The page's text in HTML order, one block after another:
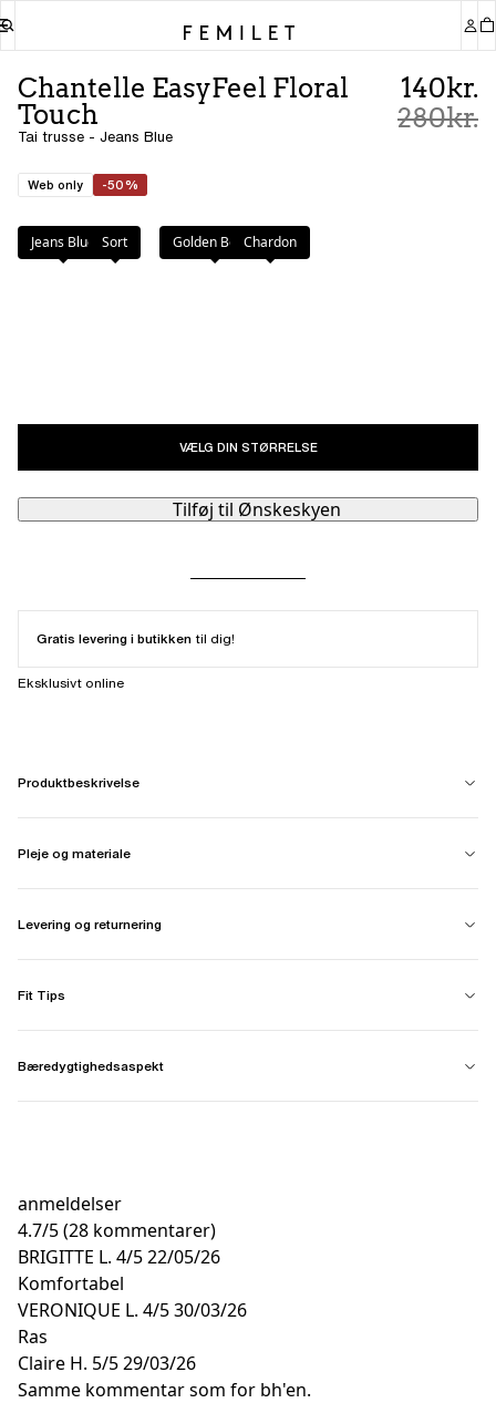
Chantelle EasyFeel Floral
Touch
Tai trusse - Jeans Blue
140kr.
280kr.
Web only -50%
Farve:Jeans Blue
Jeans Blue Sort Golden BeigeChardon
VÆLG DIN STØRRELSE
Tilføj til Ønskeskyen
Gratis levering i butikken til dig!
Eksklusivt online
Produktbeskrivelse
Pleje og materiale
Levering og returnering
Fit Tips
Bæredygtighedsaspekt
anmeldelser
4.7/5(28 kommentarer)
BRIGITTE L. 4/522/05/26
Komfortabel
VERONIQUE L. 4/530/03/26
Ras
Claire H. 5/529/03/26
Samme kommentar som for bh'en.